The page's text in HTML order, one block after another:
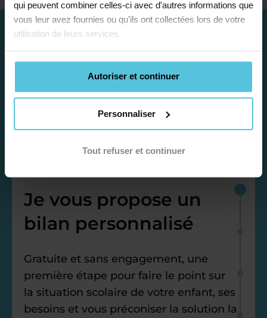
qui peuvent combiner celles-ci avec d'autres informations que
vous leur avez fournies ou qu'ils ont collectées lors de votre
utilisation de leurs services.
Autoriser et continuer
Personnaliser
Tout refuser et continuer
Je vous propose un
bilan personnalisé
Gratuite et sans engagement, une
première étape pour faire le point sur
la situation scolaire de votre enfant, ses
besoins et vous préconiser la solution la